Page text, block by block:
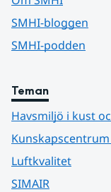
SMHI-bloggen
SMHI-podden
Teman
Havsmiljö i kust
Luftkvalitet
SIMAIR